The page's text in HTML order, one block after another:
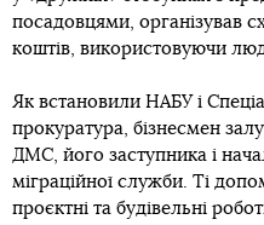
посадовцями, організував
коштів, використовуючи
Як встановили НАБУ і
прокуратура, бізнесмен
ДМС, його заступника і
міграційної служби. Ті
проєктні та будівельні